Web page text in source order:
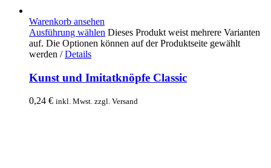
Warenkorb ansehen
Ausführung wählen Dieses Produkt weist mehrere Varianten
auf. Die Optionen können auf der Produktseite gewählt
werden / Details
Kunst und Imitatknöpfe Classic
0,24 € inkl. Mwst. zzgl. Versand